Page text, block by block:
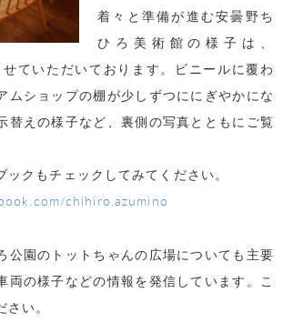
着々と準備が進む安曇野ち
ひろ美術館の様子は、
ていただいております。ビニールに覆わ
ムショップの棚が少しずつににぎやかにな
替えの様子など、裏側の写真とともにご覧
クもチェックしてみてください。
chihiro.azumino
公園のトットちゃんの広場についても主要
両の様子などの情報を発信しています。こ
い。